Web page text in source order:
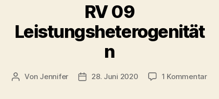
RV 09
Leistungsheterogenität
n
Beitragsautor
Von Jennifer Veröffentlichungsdatum
28. Juni 2020 1 Kommentarzu